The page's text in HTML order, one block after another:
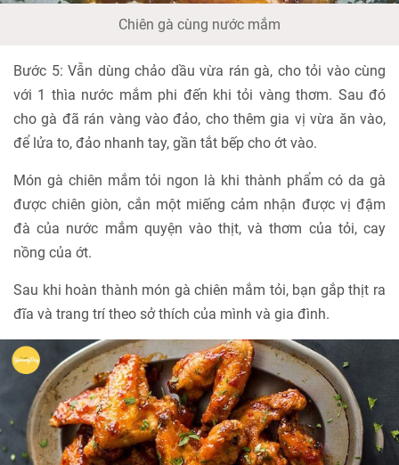
Chiên gà cùng nước mắm
Bước 5: Vẫn dùng chảo dầu vừa rán gà, cho tỏi vào cùng
với 1 thìa nước mắm phi đến khi tỏi vàng thơm. Sau đó
cho gà đã rán vàng vào đảo, cho thêm gia vị vừa ăn vào,
để lửa to, đảo nhanh tay, gần tắt bếp cho ớt vào.
Món gà chiên mắm tỏi ngon là khi thành phẩm có da gà
được chiên giòn, cắn một miếng cảm nhận được vị đậm
đà của nước mắm quyện vào thịt, và thơm của tỏi, cay
nồng của ớt.
Sau khi hoàn thành món gà chiên mắm tỏi, bạn gắp thịt ra
đĩa và trang trí theo sở thích của mình và gia đình.